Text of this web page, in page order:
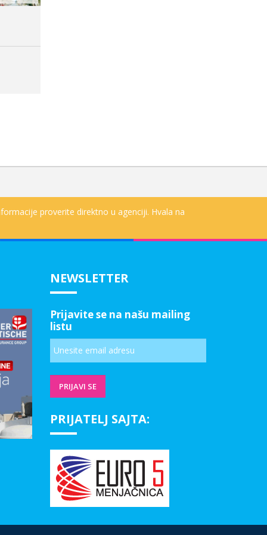
proverite direktno u agenciji. Hvala na
NEWSLETTER
Prijavite se na našu mailing
listu
PRIJATELJ SAJTA: